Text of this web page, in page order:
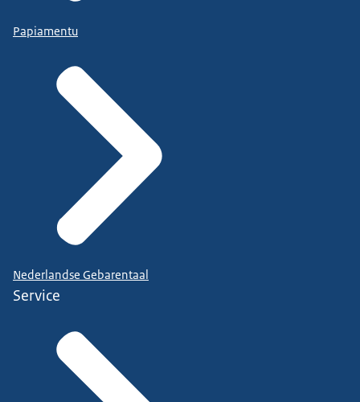
Papiamentu
Nederlandse Gebarentaal
Service